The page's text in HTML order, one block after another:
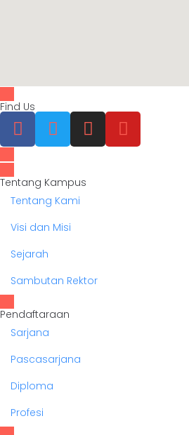
Find Us
Tentang Kampus
Tentang Kami
Visi dan Misi
Sejarah
Sambutan Rektor
Pendaftaraan
Sarjana
Pascasarjana
Diploma
Profesi